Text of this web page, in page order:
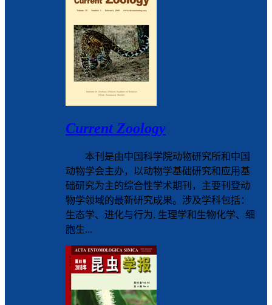
Current Zoology
本刊是由中国科学院动物研究所和中国
动物学会主办，以动物学基础研究和应用基
础研究为主的综合性学术期刊，主要刊登动
物学领域的最新研究成果。涉及学科包括：
生态学、进化与行为, 生理学和生物化学、细
胞生...